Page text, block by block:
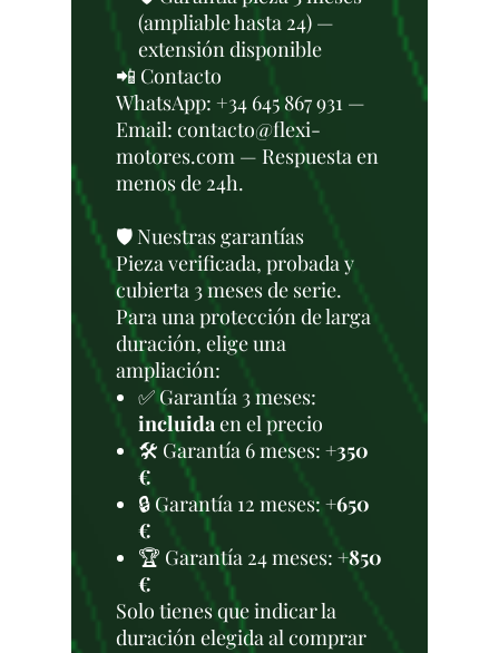
(ampliable hasta 24) —
extensión disponible
📲 Contacto
WhatsApp: +34 645 867 931 —
Email: contacto@flexi-
motores.com — Respuesta en
menos de 24h.
🛡️ Nuestras garantías
Pieza verificada, probada y
cubierta 3 meses de serie.
Para una protección de larga
duración, elige una
ampliación:
✅ Garantía 3 meses:
incluidaen el precio
🛠️ Garantía 6 meses: +350
€
🔒 Garantía 12 meses:+650
€
🏆 Garantía 24 meses: +850
€
Solo tienes que indicar la
duración elegida al comprar